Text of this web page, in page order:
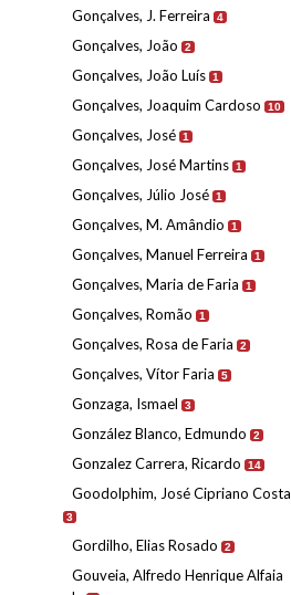
Gonçalves, J. Ferreira 4
Gonçalves, João 2
Gonçalves, João Luís 1
Gonçalves, Joaquim Cardoso 10
Gonçalves, José 1
Gonçalves, José Martins 1
Gonçalves, Júlio José 1
Gonçalves, M. Amândio 1
Gonçalves, Manuel Ferreira 1
Gonçalves, Maria de Faria 1
Gonçalves, Romão 1
Gonçalves, Rosa de Faria 2
Gonçalves, Vítor Faria 5
Gonzaga, Ismael 3
González Blanco, Edmundo 2
Gonzalez Carrera, Ricardo 14
Goodolphim, José Cipriano Costa
3
Gordilho, Elias Rosado 2
Gouveia, Alfredo Henrique Alfaia